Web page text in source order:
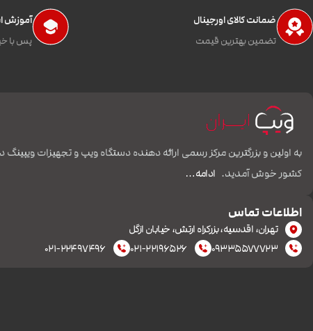
ضمانت کالای اورجینال
تضمین بهترین قیمت
آموزش
پس با
به اولین و بزرگترین مرکز رسمی ارائه دهنده دستگاه ویپ و تجهیزات ویپینگ
کشور خوش آمدید. ادامه…
اطلاعات تماس
تهران، اقدسیه، بزرکراه ارتش، خیابان ازگل
۰۹۳۳۵۵۷۷۷۲۳
۰۲۱-۲۲۱۹۶۵۲۶ ۰۲۱-۲۲۴۹۷۴۹۶